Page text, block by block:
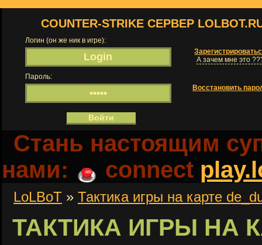
COUNTER-STRIKE СЕРВЕР
Логин (он же ник в игре):
А зачем мне это
Пароль:
Восстановить
Стань настоящим
нами:
connect
LoLBoT » Тактика игры на карте
ТАКТИКА ИГРЫ НА